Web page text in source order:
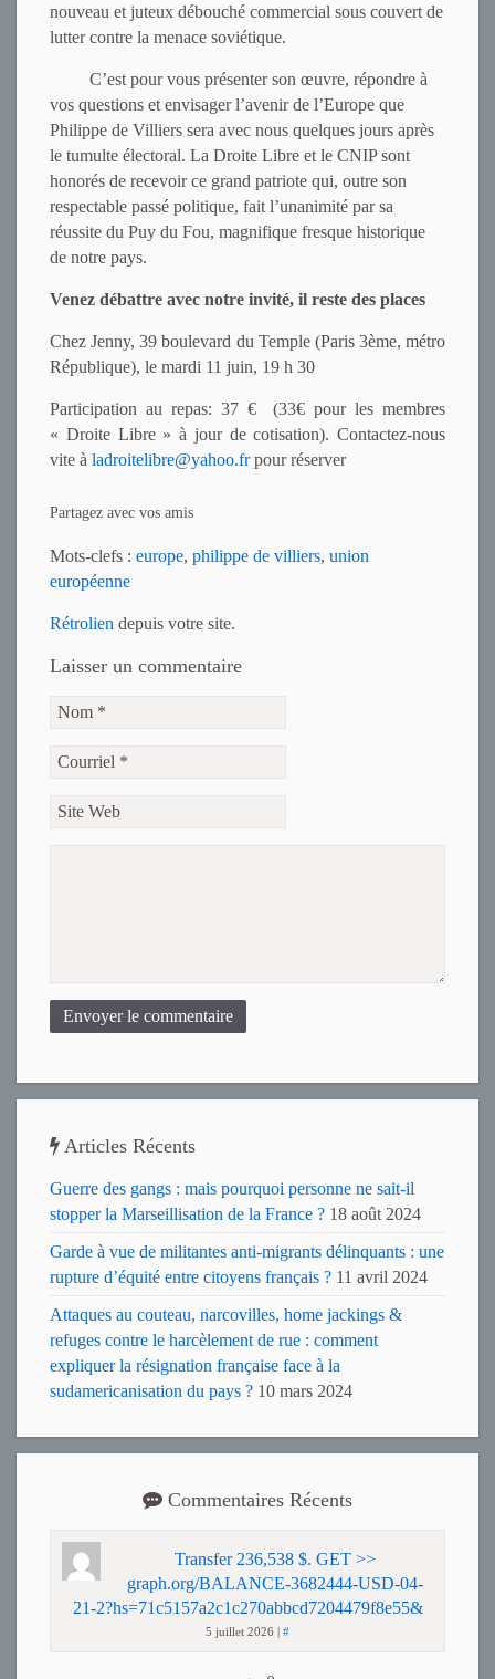
nouveau et juteux débouché commercial sous couvert de
lutter contre la menace soviétique.
C’est pour vous présenter son œuvre, répondre à
vos questions et envisager l’avenir de l’Europe que
Philippe de Villiers sera avec nous quelques jours après
le tumulte électoral. La Droite Libre et le CNIP sont
honorés de recevoir ce grand patriote qui, outre son
respectable passé politique, fait l’unanimité par sa
réussite du Puy du Fou, magnifique fresque historique
de notre pays.
Venez débattre avec notre invité, il reste des places
Chez Jenny, 39 boulevard du Temple (Paris 3ème, métro
République), le mardi 11 juin, 19 h 30
Participation au repas: 37 € (33€ pour les membres
« Droite Libre » à jour de cotisation). Contactez-nous
vite à ladroitelibre@yahoo.frpour réserver
Partagez avec vos amis
Mots-clefs : europe, philippe de villiers, union
européenne
Rétrolien depuis votre site.
Laisser un commentaire
Envoyer le commentaire
Articles Récents
Guerre des gangs : mais pourquoi personne ne sait-il
stopper la Marseillisation de la France ? 18 août 2024
Garde à vue de militantes anti-migrants délinquants : une
rupture d’équité entre citoyens français ? 11 avril 2024
Attaques au couteau, narcovilles, home jackings &
refuges contre le harcèlement de rue : comment
expliquer la résignation française face à la
sudamericanisation du pays ? 10 mars 2024
Commentaires Récents
Transfer 236,538 $. GET >>
graph.org/BALANCE-3682444-USD-04-
21-2?hs=71c5157a2c1c270abbcd7204479f8e55&
5 juillet 2026 | #